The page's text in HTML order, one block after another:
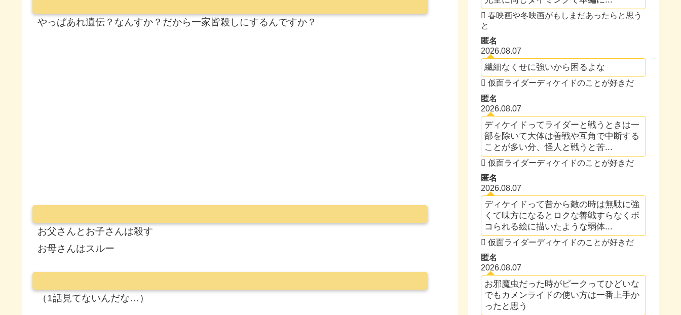
やっぱあれ遺伝？なんすか？だから一家皆殺しにするんですか？
お父さんとお子さんは殺す
お母さんはスルー
（1話見てないんだな…）
春映画や冬映画がもしまだあったらと思う
と
匿名
2026.08.07
繊細なくせに強いから困るよな
仮面ライダーディケイドのことが好きだ
匿名
2026.08.07
ディケイドってライダーと戦うときは一
部を除いて大体は善戦や互角で中断する
ことが多い分、怪人と戦うと苦...
仮面ライダーディケイドのことが好きだ
匿名
2026.08.07
ディケイドって昔から敵の時は無駄に強
くて味方になるとロクな善戦すらなくボ
コられる絵に描いたような弱体...
仮面ライダーディケイドのことが好きだ
匿名
2026.08.07
お邪魔虫だった時がピークってひどいな
でもカメンライドの使い方は一番上手か
ったと思う